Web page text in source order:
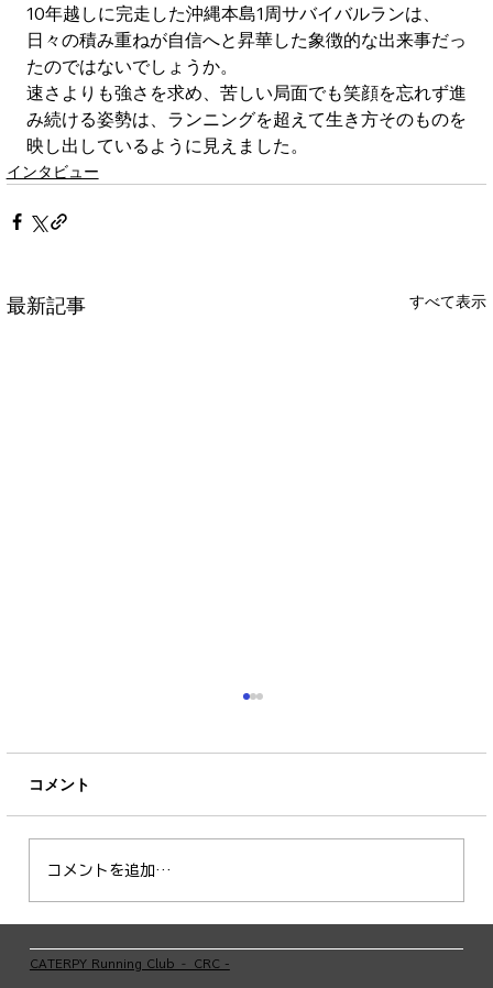
10年越しに完走した沖縄本島1周サバイバルランは、
日々の積み重ねが自信へと昇華した象徴的な出来事だっ
たのではないでしょうか。
速さよりも強さを求め、苦しい局面でも笑顔を忘れず進
み続ける姿勢は、ランニングを超えて生き方そのものを
映し出しているように見えました。
インタビュー
最新記事 すべて表示
コメント
コメントを追加…
​CATERPY Running Club ‐ CRC -